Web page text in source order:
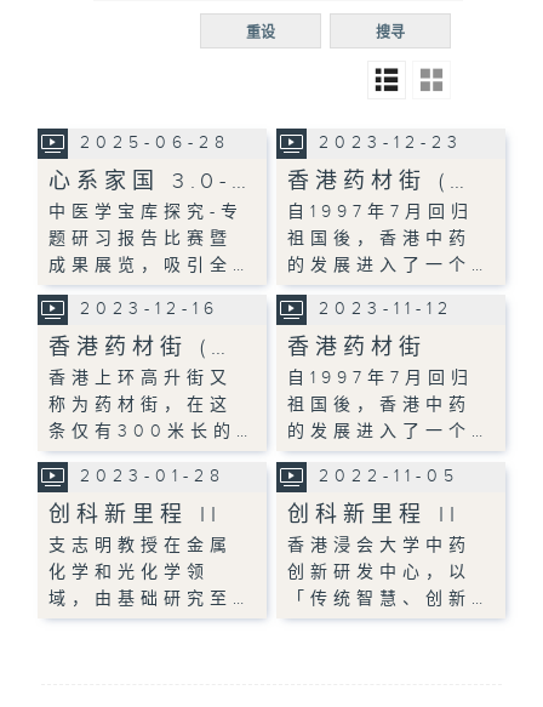
R5
普通
搜寻
重设
2025-06-28
心系家国 3.0-…
中医学宝库探究-专
题研习报告比赛暨
成果展览，吸引全…
2023-12-23
香港药材街 (…
自1997年7月回归
祖国後，香港中药
的发展进入了一个…
2023-12-16
香港药材街 (…
香港上环高升街又
称为药材街，在这
条仅有300米长的…
2023-11-12
香港药材街
自1997年7月回归
祖国後，香港中药
的发展进入了一个…
2023-01-28
创科新里程 II
支志明教授在金属
化学和光化学领
域，由基础研究至…
2022-11-05
创科新里程 II
香港浸会大学中药
创新研发中心，以
「传统智慧、创新…